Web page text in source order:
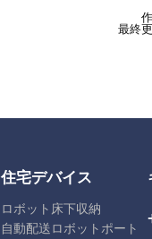
最終
住宅デバイス
ロボット床下収納
自動配送ロボットポート